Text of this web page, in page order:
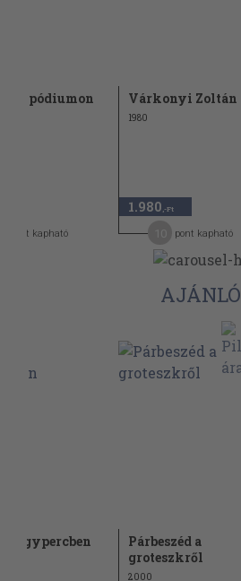
a pódiumon
pont kapható
Várkonyi Zoltán
1980
1.980 ,-Ft
pont kapható
AJÁNLÓ
egypercben
Párbeszéd a
groteszkről
2000